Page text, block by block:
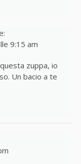
9:15 am
zuppa, io
Un bacio a te